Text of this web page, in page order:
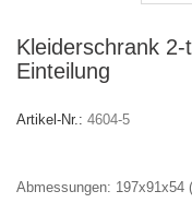
Kleiderschrank
Einteilung
Artikel-Nr.: 4604-5
Abmessungen: 197x91x54